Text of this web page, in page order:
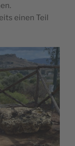
einen Teil